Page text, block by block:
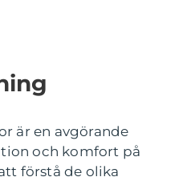
är en avgörande
och komfort på
förstå de olika